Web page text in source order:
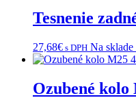
Tesnenie
27,68€ s DPH Na sklade
Ozubené kolo